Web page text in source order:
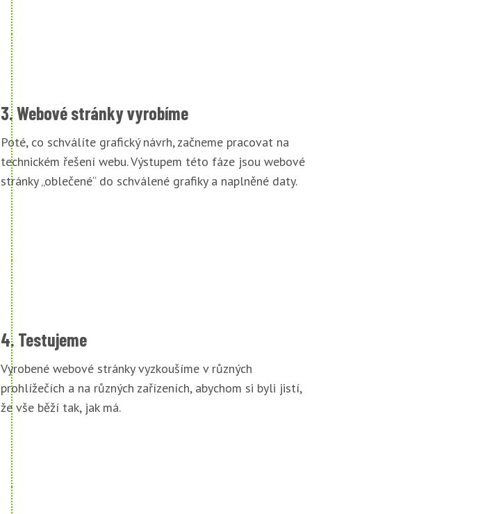
3. Webové stránky vyrobíme
Poté, co schválíte grafický návrh, začneme pracovat na
technickém řešení webu. Výstupem této fáze jsou webové
stránky „oblečené“ do schválené grafiky a naplněné daty.
4. Testujeme
Vyrobené webové stránky vyzkoušíme v různých
prohlížečích a na různých zařízeních, abychom si byli jistí,
že vše běží tak, jak má.